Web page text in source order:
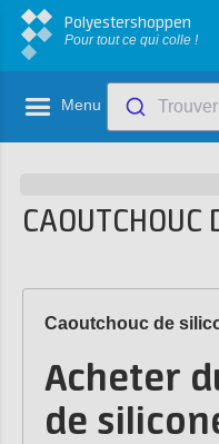
Polyestershoppen
Pour tout ce qui colle !
Menu
CAOUTCHOUC
Caoutchouc de
Acheter
de